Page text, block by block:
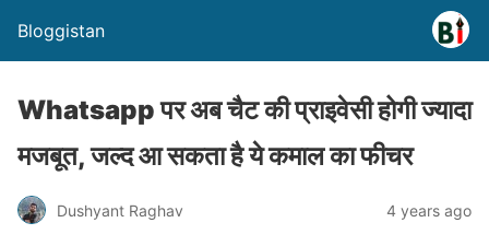
Bloggistan
Whatsapp पर अब चैट की प्राइवेसी होगी ज्यादा
मजबूत, जल्द आ सकता है ये कमाल का फीचर
Dushyant Raghav 4 years ago